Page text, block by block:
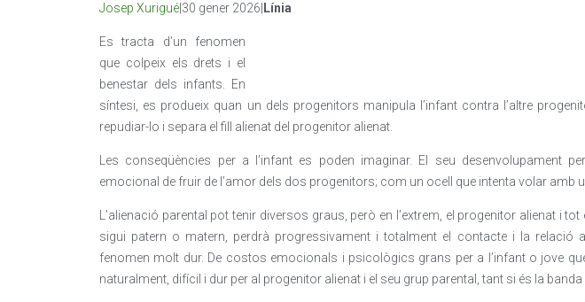
Josep Xurigué |30 gener 2026| Línia
Es tracta d’un fenomen
que colpeix els drets i el
benestar dels infants. En
síntesi, es produeix quan un dels progenitors manipula l’infant contra l’altre
repudiar-lo i separa el fill alienat del progenitor alienat.
Les conseqüències per a l’infant es poden imaginar. El seu desenvolupament
emocional de fruir de l’amor dels dos progenitors; com un ocell que intenta volar amb
L’alienació parental pot tenir diversos graus, però en l’extrem, el progenitor alienat i
sigui patern o matern, perdrà progressivament i totalment el contacte i la relació
fenomen molt dur. De costos emocionals i psicològics grans per a l’infant o jove que
naturalment, difícil i dur per al progenitor alienat i el seu grup parental, tant si és la